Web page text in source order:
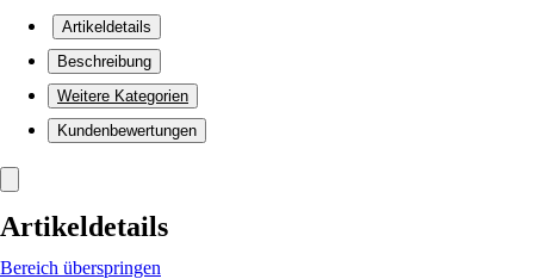
Artikeldetails
Beschreibung
Weitere Kategorien
Kundenbewertungen
Artikeldetails
Bereich überspringen